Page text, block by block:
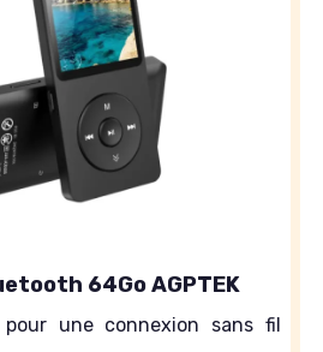
64Go AGPTEK
une connexion sans fil